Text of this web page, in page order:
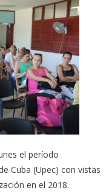
el período
Cuba (Upec) con vistas
en el 2018.